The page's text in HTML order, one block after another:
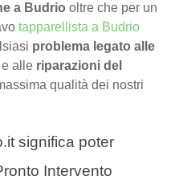
a Budriooltre che per un
tapparellista a Budrio
problema legato alle
e alle riparazioni del
qualità dei nostri
significa poter
Intervento